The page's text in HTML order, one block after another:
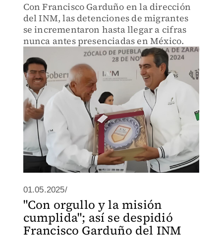
Con Francisco Garduño en la dirección
del INM, las detenciones de migrantes
se incrementaron hasta llegar a cifras
nunca antes presenciadas en México.
01.05.2025/
"Con orgullo y la misión
cumplida"; así se despidió
Francisco Garduño del INM